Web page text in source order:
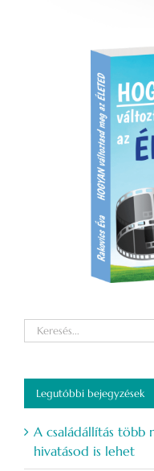
Keresés...
Legutóbbi bejegyzések
A családállítás több
hivatásod is lehet